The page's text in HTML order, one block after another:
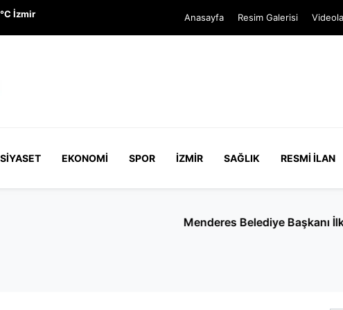
İzmir Anasayfa Resim Galerisi
SIYASET EKONOMI SPOR İZMIR SAĞLIK RESMI İLAN
İlkay Çiçek’in ifadesi ortaya çıktı: Mesajlar yapay zeka